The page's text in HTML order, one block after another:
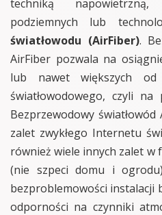
techniką
podziemnych lub
światłowodu (AirFiber).
AirFiber pozwala na
lub nawet większych od
światłowodowego, czyli
Bezprzewodowy
zalet zwykłego Internetu
również wiele innych zalet
(nie szpeci domu i
bezproblemowości instalacji
odporności na czynniki